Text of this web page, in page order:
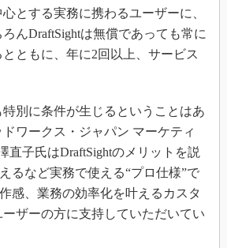
とする実務に携わるユーザーに、
んDraftSightは無償であっても常に
ともに、年に2回以上、サービス
別に条件が生じるということはあ
ワークス・ジャパン マーケティ
直子氏はDraftSightのメリットを説
るなど実務で使える“プロ仕様”で
感、業務の効率化を叶えるカスタ
ザーの方に支持していただいてい